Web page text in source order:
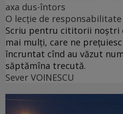
axa dus-întors
O lecție de responsabilitate
Scriu pentru cititorii noștri
mai mulți, care ne
încruntat cînd au văzut
săptămîna trecută.
Sever VOINESCU